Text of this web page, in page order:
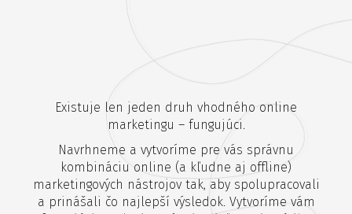
Existuje len jeden druh vhodného online
marketingu – fungujúci.
Navrhneme a vytvoríme pre vás správnu
kombináciu online (a kľudne aj offline)
marketingových nástrojov tak, aby spolupracovali
a prinášali čo najlepší výsledok. Vytvoríme vám